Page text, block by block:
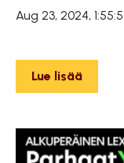
Aug 23, 2024,
Lue lisää